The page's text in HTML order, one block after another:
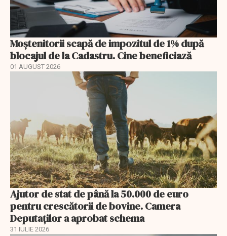
Moștenitorii scapă de impozitul de 1% după
blocajul de la Cadastru. Cine beneficiază
01 AUGUST 2026
Ajutor de stat de până la 50.000 de euro
pentru crescătorii de bovine. Camera
Deputaților a aprobat schema
31 IULIE 2026